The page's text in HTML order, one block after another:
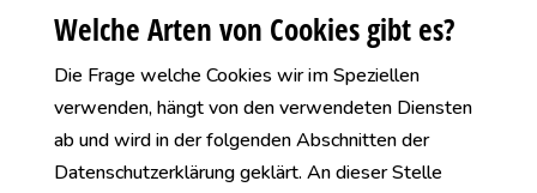
Welche Arten von Cookies gibt es?
Die Frage welche Cookies wir im Speziellen
verwenden, hängt von den verwendeten Diensten
ab und wird in der folgenden Abschnitten der
Datenschutzerklärung geklärt. An dieser Stelle